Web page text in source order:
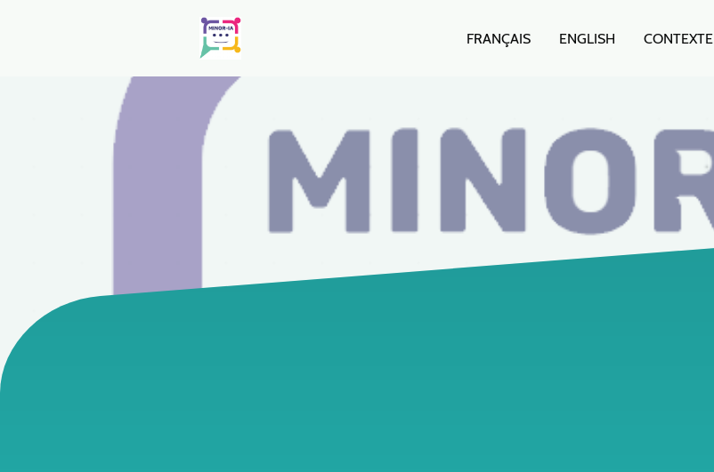
FRANÇAIS ENGLISH CONTEXTE